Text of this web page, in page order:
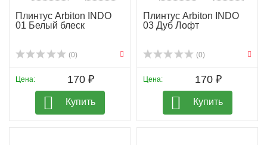
Плинтус Arbiton INDO
01 Белый блеск
(0)
Цена: 170 ₽
Купить
Плинтус Arbiton INDO
03 Дуб Лофт
(0)
Цена: 170 ₽
Купить